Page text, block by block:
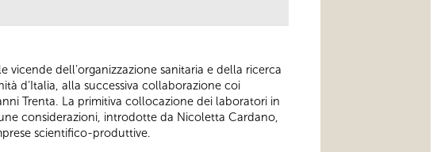
dell’organizzazione sanitaria e della ricerca
d’Italia, alla successiva collaborazione coi
Trenta. La primitiva collocazione dei laboratori in
considerazioni, introdotte da Nicoletta Cardano,
scientifico-produttive.